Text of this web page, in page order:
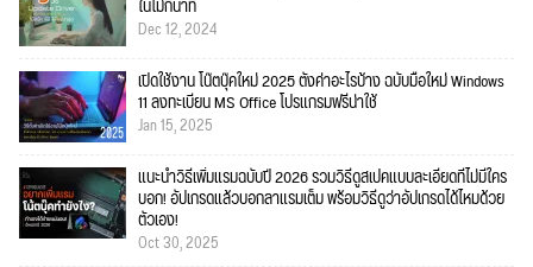
ในไม่กี่นาที
Dec 12, 2024
เปิดใช้งาน โน๊ตบุ๊คใหม่ 2025 ตั้งค่าอะไรบ้าง ฉบับมือใหม่ Windows
11 ลงทะเบียน MS Office โปรแกรมฟรีน่าใช้
Jan 15, 2025
แนะนำวิธีเพิ่มแรมฉบับปี 2026 รวมวิธีดูสเปคแบบละเอียดที่ไม่มีใคร
บอก! อัปเกรดแล้วบอกลาแรมเต็ม พร้อมวิธีดูว่าอัปเกรดได้ไหมด้วย
ตัวเอง!
Oct 30, 2025